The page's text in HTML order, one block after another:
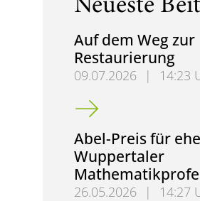
Neueste
Auf dem Weg zur
Restaurierung
09.07.2026 |
14:23
Auf dem Weg zur
Abel-Preis für
Wuppertaler
26.05.2026 |
14:27